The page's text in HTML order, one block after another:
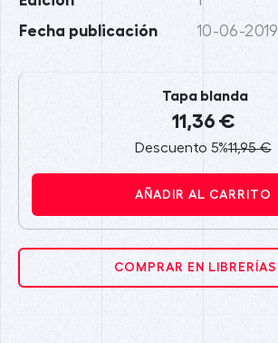
Fecha publicación 10-06-2019
Tapa blanda
11,36 €
Descuento 5%11,95 €
AÑADIR AL CARRITO
COMPRAR EN LIBRERÍAS